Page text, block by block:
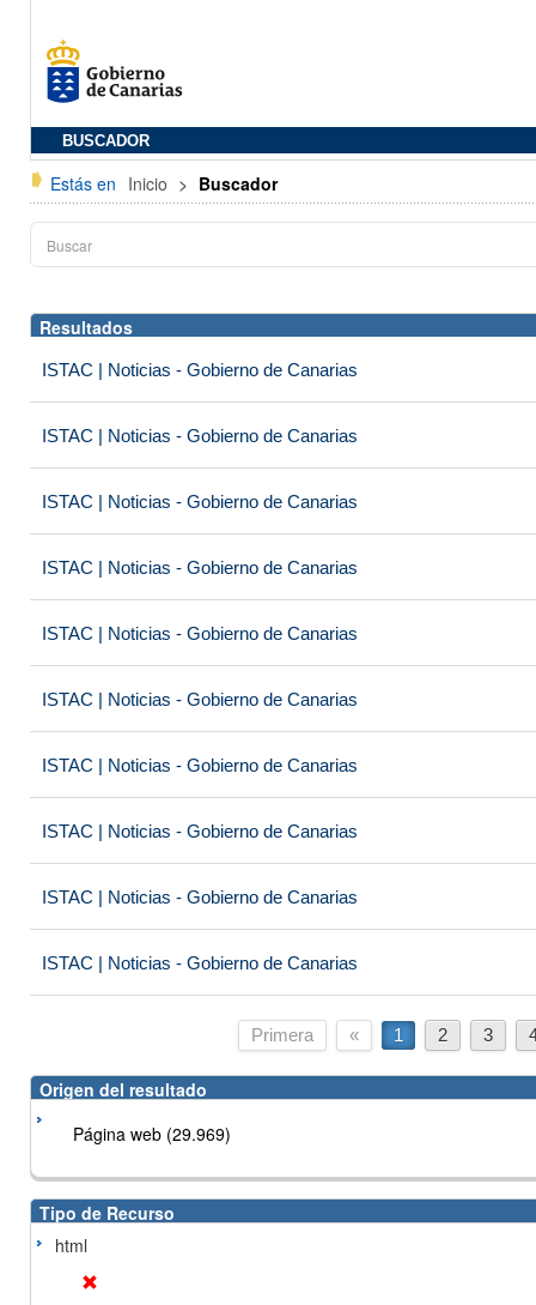
BUSCADOR
Estás en Inicio > Buscador
Resultados
ISTAC | Noticias - Gobierno de Canarias
ISTAC | Noticias - Gobierno de Canarias
ISTAC | Noticias - Gobierno de Canarias
ISTAC | Noticias - Gobierno de Canarias
ISTAC | Noticias - Gobierno de Canarias
ISTAC | Noticias - Gobierno de Canarias
ISTAC | Noticias - Gobierno de Canarias
ISTAC | Noticias - Gobierno de Canarias
ISTAC | Noticias - Gobierno de Canarias
ISTAC | Noticias - Gobierno de Canarias
Primera « 1 2 3
Origen del resultado
Página web (29.969)
Tipo de Recurso
html